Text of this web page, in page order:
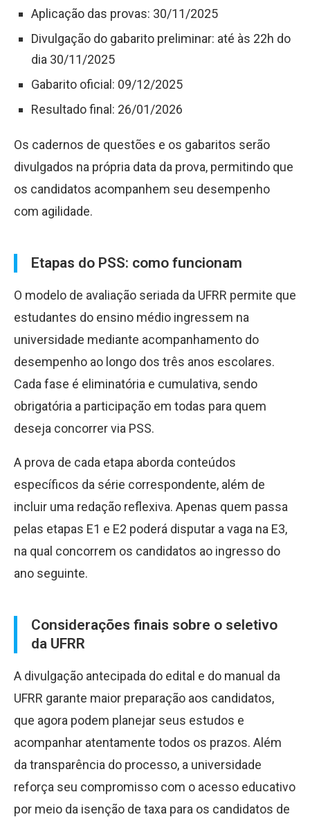
Aplicação das provas: 30/11/2025
Divulgação do gabarito preliminar: até às 22h do
dia 30/11/2025
Gabarito oficial: 09/12/2025
Resultado final: 26/01/2026
Os cadernos de questões e os gabaritos serão
divulgados na própria data da prova, permitindo que
os candidatos acompanhem seu desempenho
com agilidade.
Etapas do PSS: como funcionam
O modelo de avaliação seriada da UFRR permite que
estudantes do ensino médio ingressem na
universidade mediante acompanhamento do
desempenho ao longo dos três anos escolares.
Cada fase é eliminatória e cumulativa, sendo
obrigatória a participação em todas para quem
deseja concorrer via PSS.
A prova de cada etapa aborda conteúdos
específicos da série correspondente, além de
incluir uma redação reflexiva. Apenas quem passa
pelas etapas E1 e E2 poderá disputar a vaga na E3,
na qual concorrem os candidatos ao ingresso do
ano seguinte.
Considerações finais sobre o seletivo
da UFRR
A divulgação antecipada do edital e do manual da
UFRR garante maior preparação aos candidatos,
que agora podem planejar seus estudos e
acompanhar atentamente todos os prazos. Além
da transparência do processo, a universidade
reforça seu compromisso com o acesso educativo
por meio da isenção de taxa para os candidatos de